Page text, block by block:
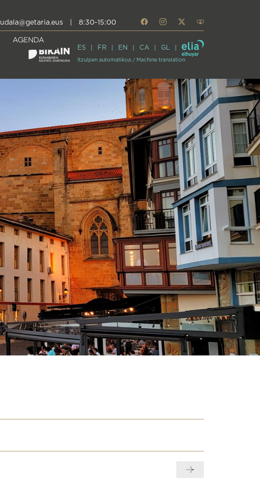
udala@getaria.eus 8:30-15:00
AGENDA
ES FR EN CA GL
Itzulpen automatikoa / Machine translation